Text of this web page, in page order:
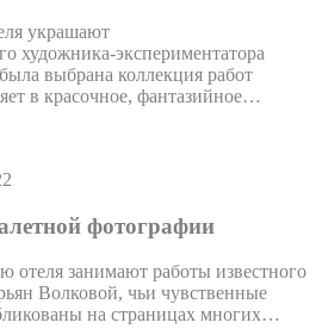
украшают
художника-экспериментатора
выбрана коллекция работ
в красочное, фантазийное…
фотографии
отеля занимают работы известного
Волковой, чьи чувственные
на страницах многих…